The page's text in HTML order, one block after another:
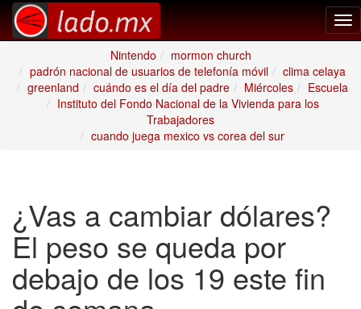
Nintendo
mormon church
padrón nacional de usuarios de telefonía móvil
clima celaya
greenland
cuándo es el día del padre Miércoles
Escuela
Instituto del Fondo Nacional de la Vivienda para los
Trabajadores
cuando juega mexico vs corea del sur
¿Vas a cambiar dólares?
El peso se queda por
debajo de los 19 este fin